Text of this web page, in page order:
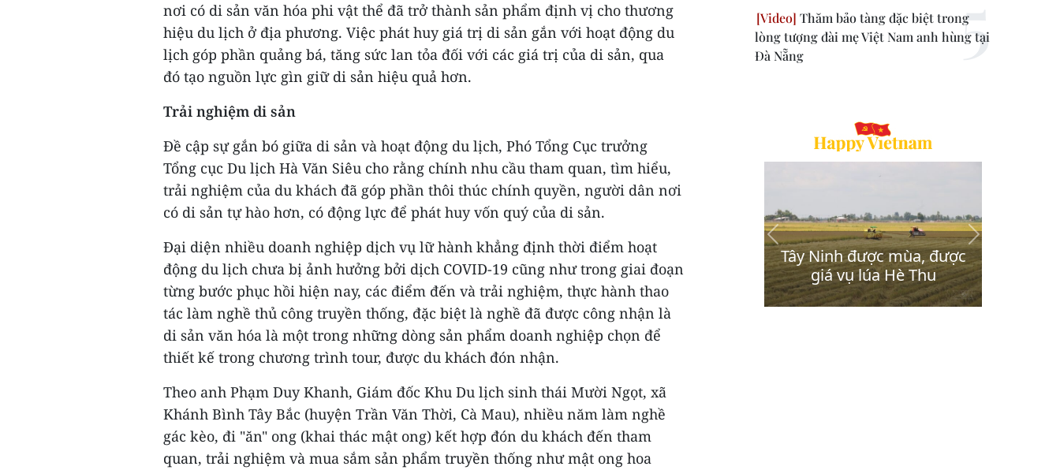
nơi có di sản văn hóa phi vật thể đã trở thành sản phẩm định vị cho thương
hiệu du lịch ở địa phương. Việc phát huy giá trị di sản gắn với hoạt động du
lịch góp phần quảng bá, tăng sức lan tỏa đối với các giá trị của di sản, qua
đó tạo nguồn lực gìn giữ di sản hiệu quả hơn.
Trải nghiệm di sản
Đề cập sự gắn bó giữa di sản và hoạt động du lịch, Phó Tổng Cục trưởng
Tổng cục Du lịch Hà Văn Siêu cho rằng chính nhu cầu tham quan, tìm hiểu,
trải nghiệm của du khách đã góp phần thôi thúc chính quyền, người dân nơi
có di sản tự hào hơn, có động lực để phát huy vốn quý của di sản.
Đại diện nhiều doanh nghiệp dịch vụ lữ hành khẳng định thời điểm hoạt
động du lịch chưa bị ảnh hưởng bởi dịch COVID-19 cũng như trong giai đoạn
từng bước phục hồi hiện nay, các điểm đến và trải nghiệm, thực hành thao
tác làm nghề thủ công truyền thống, đặc biệt là nghề đã được công nhận là
di sản văn hóa là một trong những dòng sản phẩm doanh nghiệp chọn để
thiết kế trong chương trình tour, được du khách đón nhận.
Theo anh Phạm Duy Khanh, Giám đốc Khu Du lịch sinh thái Mười Ngọt, xã
Khánh Bình Tây Bắc (huyện Trần Văn Thời, Cà Mau), nhiều năm làm nghề
gác kèo, đi "ăn" ong (khai thác mật ong) kết hợp đón du khách đến tham
quan, trải nghiệm và mua sắm sản phẩm truyền thống như mật ong hoa
Thăm bảo tàng đặc biệt trong
lòng tượng đài mẹ Việt Nam anh hùng tại
Đà Nẵng